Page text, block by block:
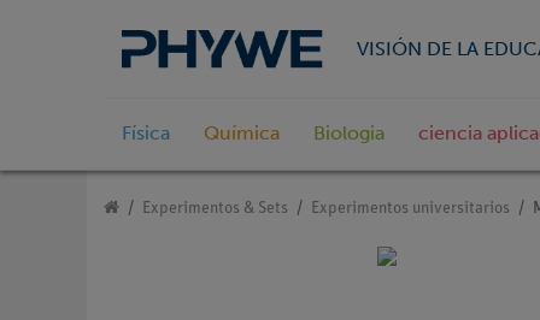
VISIÓN DE LA
Física Química Biologia ciencia
Experimentos & Sets Experimentos universitarios